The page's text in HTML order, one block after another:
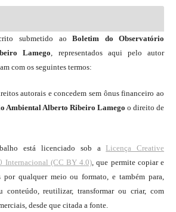
submetido aoBoletim do Observatório
Lamego, representados aqui pelo autor
com os seguintes termos:
autorais e concedem sem ônus financeiro ao
Ambiental Alberto Ribeiro Lamegoo direito de
está licenciado sob a Licença Creative
Internacional (CC BY 4.0), que permite copiar e
por qualquer meio ou formato, e também para,
conteúdo, reutilizar, transformar ou criar, com
desde que citada a fonte.